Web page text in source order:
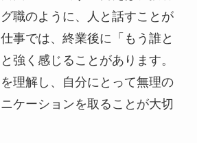
職のように、人と話すことが
事では、終業後に「もう誰と
強く感じることがあります。
理解し、自分にとって無理の
ケーションを取ることが大切